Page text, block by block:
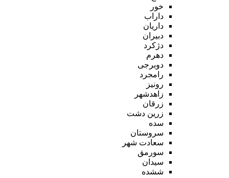
خور
داراب
داریان
دبیران
دژکرد
دهرم
دوبرجی
رامجرد
رونیز
زاهدشهر
زرقان
زرین دشت
سده
سروستان
سعادت شهر
سورمق
سیدان
ششده